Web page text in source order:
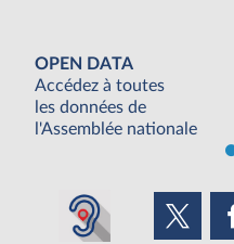
OPEN DATA
Accédez à toutes
les données de
l'Assemblée nationale